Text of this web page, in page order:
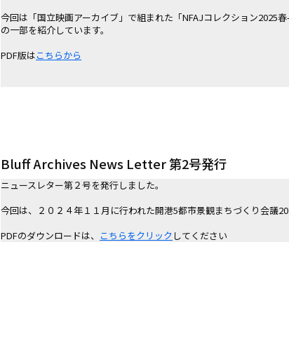
今回は「国立映画アーカイブ」で組まれた「NFAJコレクション2025春
の一部を紹介しています。
PDF版はこちらから
Bluff Archives News Letter 第2号発行
ニュースレター第２号を発行しました。
今回は、２０２４年１１月に行われた開港5都市景観まちづくり会議
PDFのダウンロードは、 こちらをクリック してください